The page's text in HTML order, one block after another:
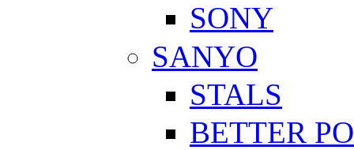
SONY
SANYO
STALS
BETTER